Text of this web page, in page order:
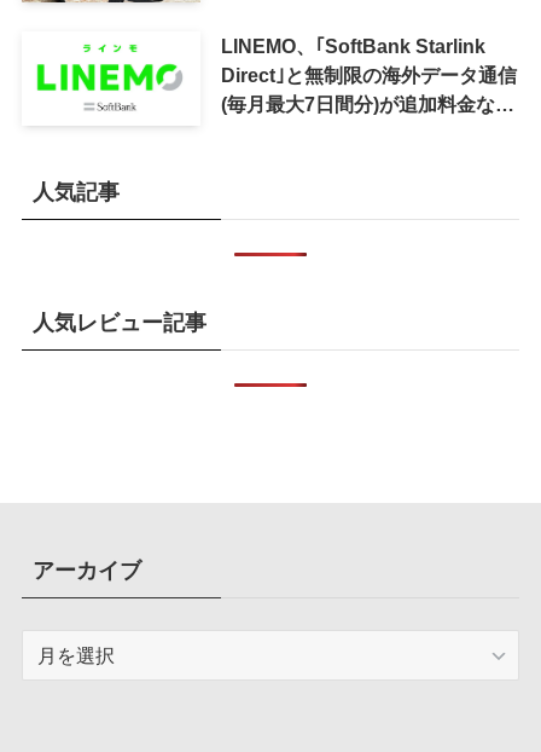
LINEMO、｢SoftBank Starlink
Direct｣と無制限の海外データ通信
(毎月最大7日間分)が追加料金なし
人気記事
人気レビュー記事
アーカイブ